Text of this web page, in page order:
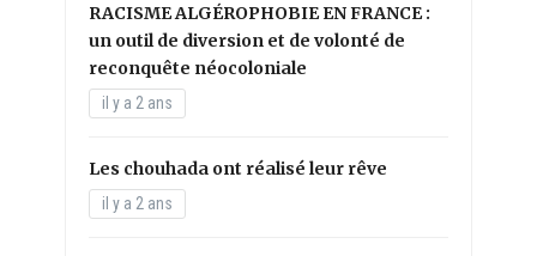
RACISME ALGÉROPHOBIE EN FRANCE :
un outil de diversion et de volonté de
reconquête néocoloniale
il y a 2 ans
Les chouhada ont réalisé leur rêve
il y a 2 ans